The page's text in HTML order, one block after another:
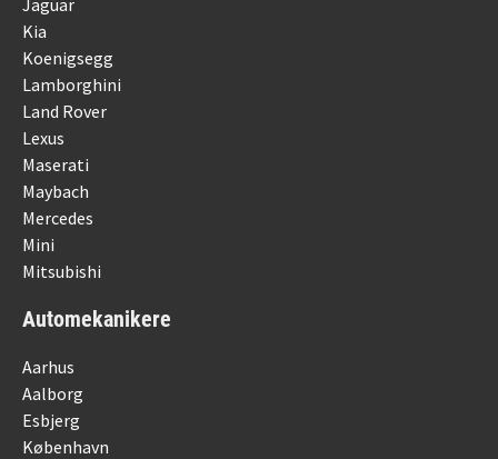
Kia
Koenigsegg
Lamborghini
Land Rover
Lexus
Maserati
Maybach
Mercedes
Mini
Mitsubishi
Automekanikere
Aarhus
Aalborg
Esbjerg
København